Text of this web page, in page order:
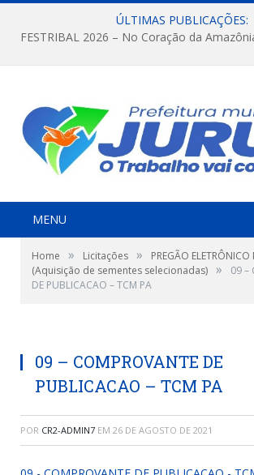
ÚLTIMAS PUBLICAÇÕES:
MENU
Home » Licitações »
PREGÃO
(Aquisição de sementes selecionadas) »
09 –
DE PUBLICACAO – TCM PA
09 – COMPROVANTE DE
PUBLICACAO – TCM PA
POR CR2-ADMIN7 EM 26 DE AGOSTO DE 2021